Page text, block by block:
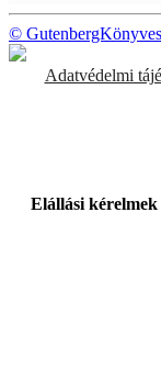
©
Adatvédelmi
Elállási kérelmek